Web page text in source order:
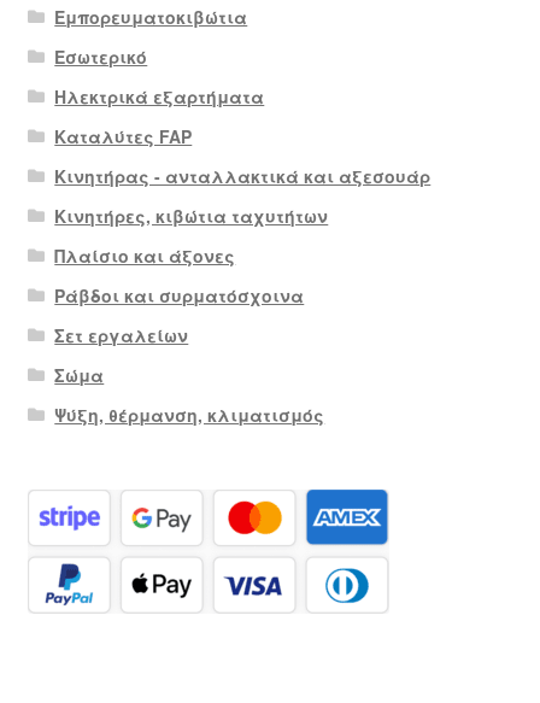
Εμπορευματοκιβώτια
Εσωτερικό
Ηλεκτρικά εξαρτήματα
Καταλύτες FAP
Κινητήρας - ανταλλακτικά και αξεσουάρ
Κινητήρες, κιβώτια ταχυτήτων
Πλαίσιο και άξονες
Ράβδοι και συρματόσχοινα
Σετ εργαλείων
Σώμα
Ψύξη, θέρμανση, κλιματισμός